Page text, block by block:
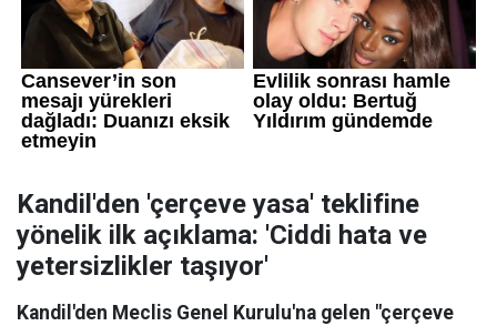
Kandil'den 'çerçeve yasa' teklifine
yönelik ilk açıklama: 'Ciddi hata ve
yetersizlikler taşıyor'
Kandil'den Meclis Genel Kurulu'na gelen "çerçeve